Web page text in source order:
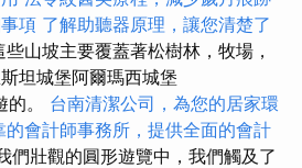
項 了解助聽器原理，讓您清楚了
些山坡主要覆蓋著松樹林，牧場，
坦城堡阿爾瑪西城堡
的。 台南清潔公司，為您的居家環
的會計師事務所，提供全面的會計
們壯觀的圓形遊覽中，我們觸及了